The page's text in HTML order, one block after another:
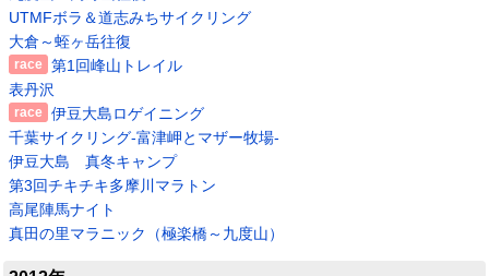
UTMFボラ＆道志みちサイクリング
大倉～蛭ヶ岳往復
第1回峰山トレイル
表丹沢
伊豆大島ロゲイニング
千葉サイクリング-富津岬とマザー牧場-
伊豆大島 真冬キャンプ
第3回チキチキ多摩川マラトン
高尾陣馬ナイト
真田の里マラニック（極楽橋～九度山）